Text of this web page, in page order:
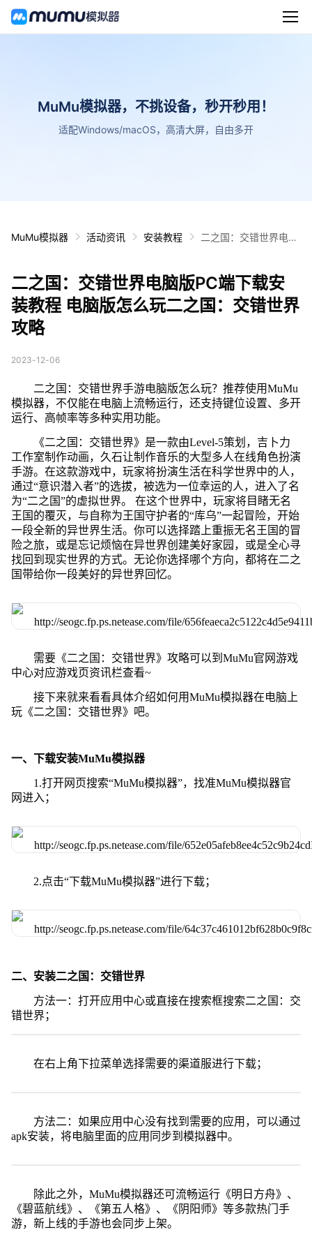
MuMu模拟器，不挑设备，秒开秒用！
适配Windows/macOS，高清大屏，自由多开
MuMu模拟器 活动资讯 安装教程
二之国：交错世界电脑
交错世界攻略
二之国：交错世界电脑版PC端下载安
装教程 电脑版怎么玩二之国：交错世界
攻略
2023-12-06
二之国：交错世界手游电脑版怎么玩？推荐使用MuMu
模拟器，不仅能在电脑上流畅运行，还支持键位设置、多开
运行、高帧率等多种实用功能。
《二之国：交错世界》是一款由Level-5策划，吉卜力
工作室制作动画，久石让制作音乐的大型多人在线角色扮演
手游。在这款游戏中，玩家将扮演生活在科学世界中的人，
通过“意识潜入者”的选拔，被选为一位幸运的人，进入了名
为“二之国”的虚拟世界。 在这个世界中，玩家将目睹无名
王国的覆灭，与自称为王国守护者的“库乌”一起冒险，开始
一段全新的异世界生活。你可以选择踏上重振无名王国的冒
险之旅，或是忘记烦恼在异世界创建美好家园，或是全心寻
找回到现实世界的方式。无论你选择哪个方向，都将在二之
国带给你一段美好的异世界回忆。
需要《二之国：交错世界》攻略可以到MuMu官网游戏
中心对应游戏页资讯栏查看~
接下来就来看看具体介绍如何用MuMu模拟器在电脑上
玩《二之国：交错世界》吧。
一、下载安装MuMu模拟器
1.打开网页搜索“MuMu模拟器”，找准MuMu模拟器官
网进入；
2.点击“下载MuMu模拟器”进行下载；
二、安装二之国：交错世界
方法一：打开应用中心或直接在搜索框搜索二之国：交
错世界；
在右上角下拉菜单选择需要的渠道服进行下载；
方法二：如果应用中心没有找到需要的应用，可以通过
apk安装，将电脑里面的应用同步到模拟器中。
除此之外，MuMu模拟器还可流畅运行《明日方舟》、
《碧蓝航线》、《第五人格》、《阴阳师》等多款热门手
游，新上线的手游也会同步上架。